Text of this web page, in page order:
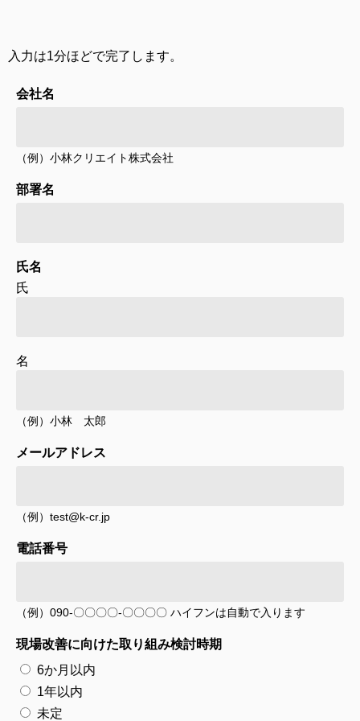
入力は1分ほどで完了します。
会社名
（例）小林クリエイト株式会社
部署名
氏名
（例）小林 太郎
メールアドレス
（例）test@k-cr.jp
電話番号
（例）090-〇〇〇〇-〇〇〇〇 ハイフンは自動で入ります
現場改善に向けた取り組み検討時期
6か月以内
1年以内
未定